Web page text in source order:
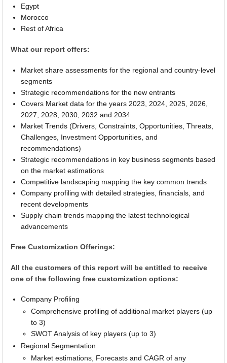
Egypt
Morocco
Rest of Africa
What our report offers:
Market share assessments for the regional and country-level
segments
Strategic recommendations for the new entrants
Covers Market data for the years 2023, 2024, 2025, 2026,
2027, 2028, 2030, 2032 and 2034
Market Trends (Drivers, Constraints, Opportunities, Threats,
Challenges, Investment Opportunities, and
recommendations)
Strategic recommendations in key business segments based
on the market estimations
Competitive landscaping mapping the key common trends
Company profiling with detailed strategies, financials, and
recent developments
Supply chain trends mapping the latest technological
advancements
Free Customization Offerings:
All the customers of this report will be entitled to receive
one of the following free customization options:
Company Profiling
Comprehensive profiling of additional market players (up
to 3)
SWOT Analysis of key players (up to 3)
Regional Segmentation
Market estimations, Forecasts and CAGR of any